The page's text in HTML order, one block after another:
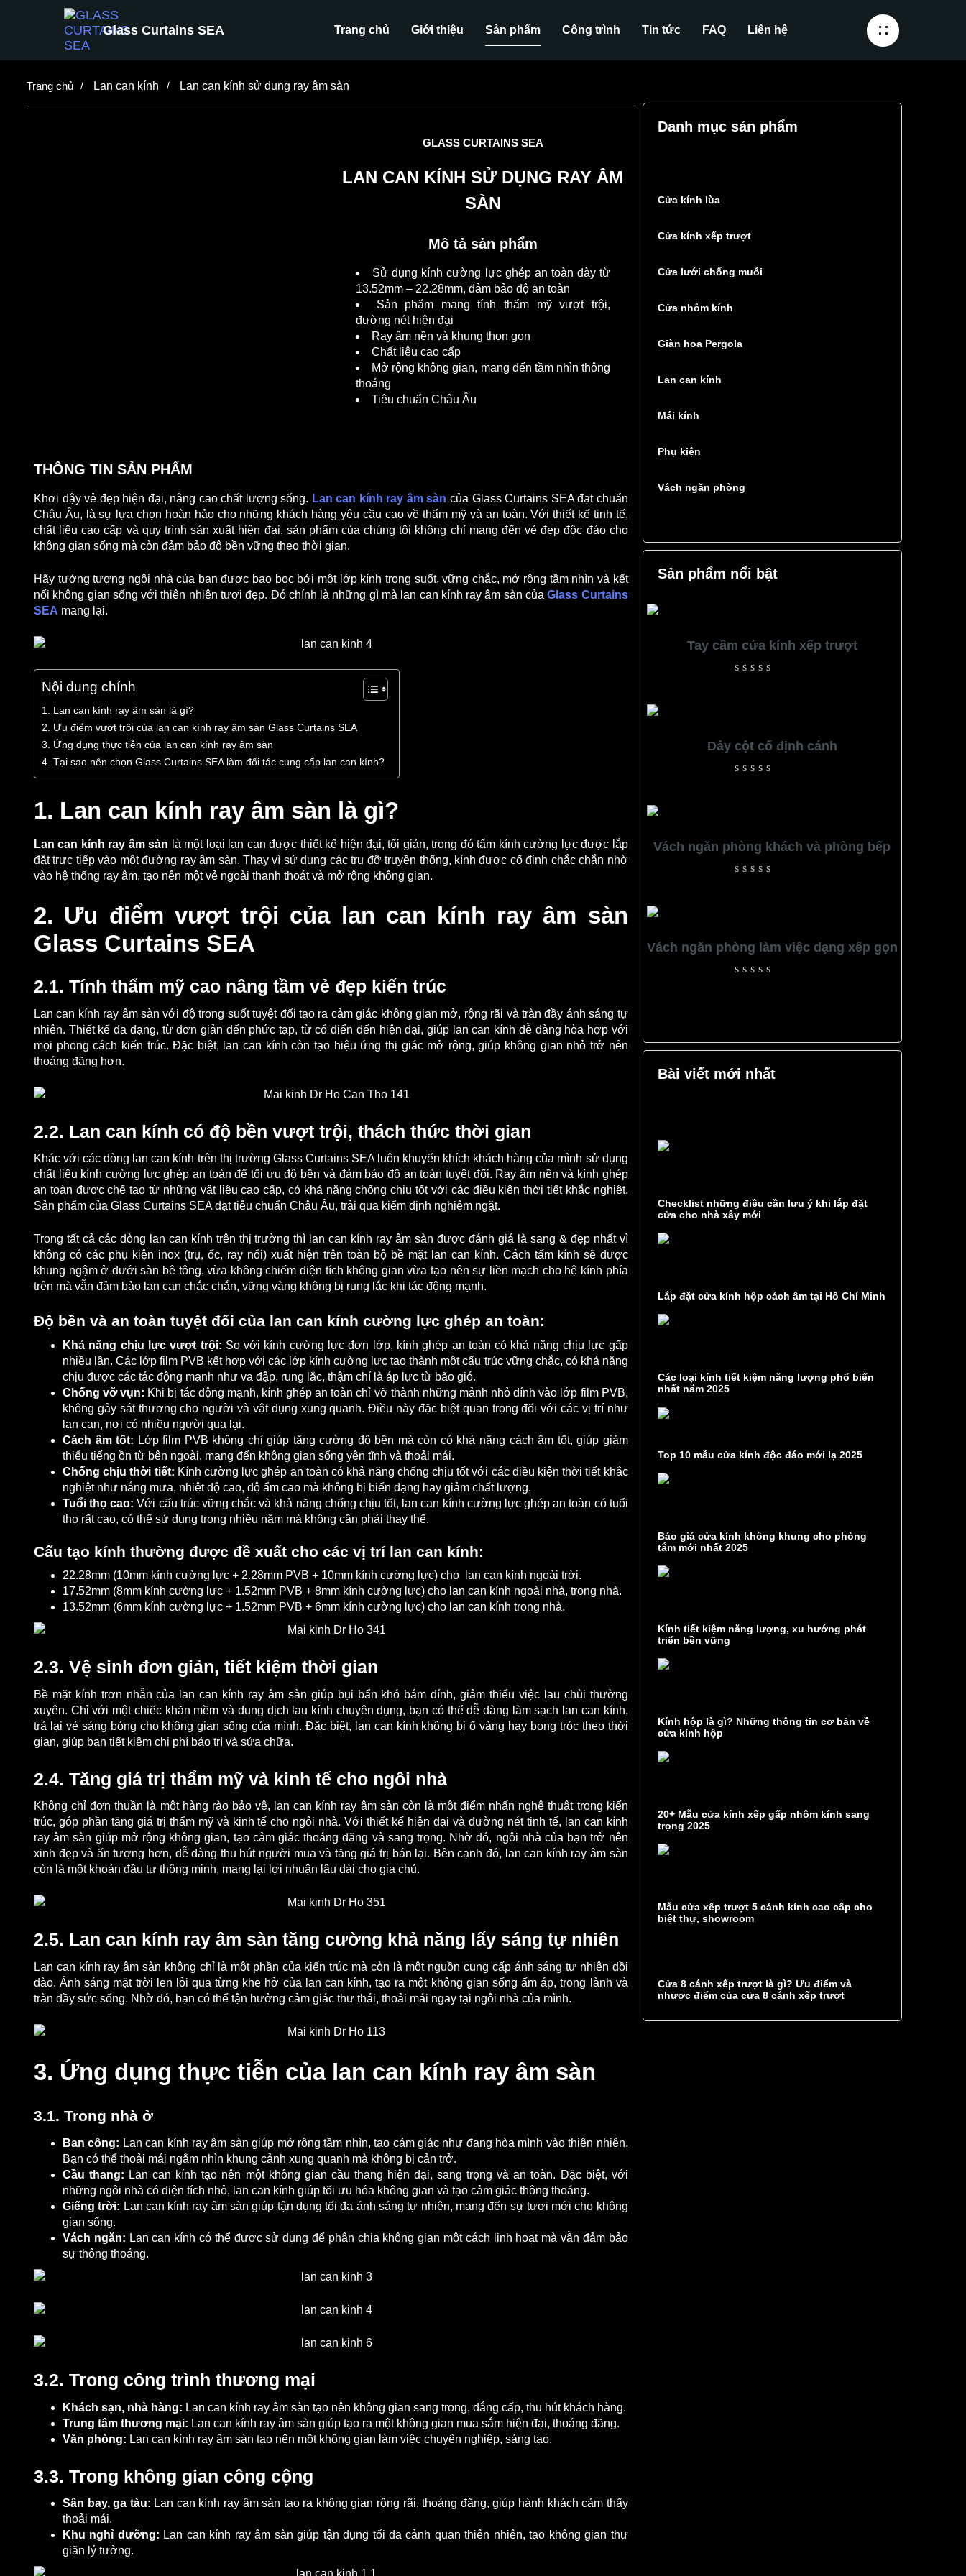
Glass Curtains SEA Trang chủ Giới thiệu Sản phẩm Công trình Tin tức FAQ Liên hệ
Lan can kính Lan can kính sử dụng ray âm sàn
GLASS CURTAINS SEA
LAN CAN KÍNH SỬ DỤNG RAY ÂM
SÀN
Mô tả sản phẩm
Sử dụng kính cường lực ghép an toàn dày từ
13.52mm – 22.28mm, đảm bảo độ an toàn
Sản phẩm mang tính thẩm mỹ vượt trội,
đường nét hiện đại
Ray âm nền và khung thon gọn
Chất liệu cao cấp
Mở rộng không gian, mang đến tầm nhìn thông
thoáng
Tiêu chuẩn Châu Âu
THÔNG TIN SẢN PHẨM
Khơi dậy vẻ đẹp hiện đại, nâng cao chất lượng sống. Lan can kính ray âm sàn của Glass Curtains SEA đạt chuẩn
Châu Âu, là sự lựa chọn hoàn hảo cho những khách hàng yêu cầu cao về thẩm mỹ và an toàn. Với thiết kế tinh tế,
chất liệu cao cấp và quy trình sản xuất hiện đại, sản phẩm của chúng tôi không chỉ mang đến vẻ đẹp độc đáo cho
không gian sống mà còn đảm bảo độ bền vững theo thời gian.
Hãy tưởng tượng ngôi nhà của bạn được bao bọc bởi một lớp kính trong suốt, vững chắc, mở rộng tầm nhìn và kết
nối không gian sống với thiên nhiên tươi đẹp. Đó chính là những gì mà lan can kính ray âm sàn củaGlass Curtains
SEA mang lại.
Nội dung chính
1. Lan can kính ray âm sàn là gì?
2. Ưu điểm vượt trội của lan can kính ray âm sàn Glass Curtains SEA
3. Ứng dụng thực tiễn của lan can kính ray âm sàn
4. Tại sao nên chọn Glass Curtains SEA làm đối tác cung cấp lan can kính?
1. Lan can kính ray âm sàn là gì?
Lan can kính ray âm sàn là một loại lan can được thiết kế hiện đại, tối giản, trong đó tấm kính cường lực được lắp
đặt trực tiếp vào một đường ray âm sàn. Thay vì sử dụng các trụ đỡ truyền thống, kính được cố định chắc chắn nhờ
vào hệ thống ray âm, tạo nên một vẻ ngoài thanh thoát và mở rộng không gian.
2. Ưu điểm vượt trội của lan can kính ray âm sàn
Glass Curtains SEA
2.1. Tính thẩm mỹ cao nâng tầm vẻ đẹp kiến trúc
Lan can kính ray âm sàn với độ trong suốt tuyệt đối tạo ra cảm giác không gian mở, rộng rãi và tràn đầy ánh sáng tự
nhiên. Thiết kế đa dạng, từ đơn giản đến phức tạp, từ cổ điển đến hiện đại, giúp lan can kính dễ dàng hòa hợp với
mọi phong cách kiến trúc. Đặc biệt, lan can kính còn tạo hiệu ứng thị giác mở rộng, giúp không gian nhỏ trở nên
thoáng đãng hơn.
2.2. Lan can kính có độ bền vượt trội, thách thức thời gian
Khác với các dòng lan can kính trên thị trường Glass Curtains SEA luôn khuyến khích khách hàng của mình sử dụng
chất liệu kính cường lực ghép an toàn để tối ưu độ bền và đảm bảo độ an toàn tuyệt đối. Ray âm nền và kính ghép
an toàn được chế tạo từ những vật liệu cao cấp, có khả năng chống chịu tốt với các điều kiện thời tiết khắc nghiệt.
Sản phẩm của Glass Curtains SEA đạt tiêu chuẩn Châu Âu, trải qua kiểm định nghiêm ngặt.
Trong tất cả các dòng lan can kính trên thị trường thì lan can kính ray âm sàn được đánh giá là sang & đẹp nhất vì
không có các phụ kiện inox (trụ, ốc, ray nổi) xuất hiện trên toàn bộ bề mặt lan can kính. Cách tấm kính sẽ được
khung ngậm ở dưới sàn bê tông, vừa không chiếm diện tích không gian vừa tạo nên sự liền mạch cho hệ kính phía
trên mà vẫn đảm bảo lan can chắc chắn, vững vàng không bị rung lắc khi tác động mạnh.
Độ bền và an toàn tuyệt đối của lan can kính cường lực ghép an toàn:
Khả năng chịu lực vượt trội: So với kính cường lực đơn lớp, kính ghép an toàn có khả năng chịu lực gấp
nhiều lần. Các lớp film PVB kết hợp với các lớp kính cường lực tạo thành một cấu trúc vững chắc, có khả năng
chịu được các tác động mạnh như va đập, rung lắc, thậm chí là áp lực từ bão gió.
Chống vỡ vụn: Khi bị tác động mạnh, kính ghép an toàn chỉ vỡ thành những mảnh nhỏ dính vào lớp film PVB,
không gây sát thương cho người và vật dụng xung quanh. Điều này đặc biệt quan trọng đối với các vị trí như
lan can, nơi có nhiều người qua lại.
Cách âm tốt: Lớp film PVB không chỉ giúp tăng cường độ bền mà còn có khả năng cách âm tốt, giúp giảm
thiểu tiếng ồn từ bên ngoài, mang đến không gian sống yên tĩnh và thoải mái.
Chống chịu thời tiết: Kính cường lực ghép an toàn có khả năng chống chịu tốt với các điều kiện thời tiết khắc
nghiệt như nắng mưa, nhiệt độ cao, độ ẩm cao mà không bị biến dạng hay giảm chất lượng.
Tuổi thọ cao: Với cấu trúc vững chắc và khả năng chống chịu tốt, lan can kính cường lực ghép an toàn có tuổi
thọ rất cao, có thể sử dụng trong nhiều năm mà không cần phải thay thế.
Cấu tạo kính thường được đề xuất cho các vị trí lan can kính:
22.28mm (10mm kính cường lực + 2.28mm PVB + 10mm kính cường lực) cho lan can kính ngoài trời.
17.52mm (8mm kính cường lực + 1.52mm PVB + 8mm kính cường lực) cho lan can kính ngoài nhà, trong nhà.
13.52mm (6mm kính cường lực + 1.52mm PVB + 6mm kính cường lực) cho lan can kính trong nhà.
2.3. Vệ sinh đơn giản, tiết kiệm thời gian
Bề mặt kính trơn nhẵn của lan can kính ray âm sàn giúp bụi bẩn khó bám dính, giảm thiểu việc lau chùi thường
xuyên. Chỉ với một chiếc khăn mềm và dung dịch lau kính chuyên dụng, bạn có thể dễ dàng làm sạch lan can kính,
trả lại vẻ sáng bóng cho không gian sống của mình. Đặc biệt, lan can kính không bị ố vàng hay bong tróc theo thời
gian, giúp bạn tiết kiệm chi phí bảo trì và sửa chữa.
2.4. Tăng giá trị thẩm mỹ và kinh tế cho ngôi nhà
Không chỉ đơn thuần là một hàng rào bảo vệ, lan can kính ray âm sàn còn là một điểm nhấn nghệ thuật trong kiến
trúc, góp phần tăng giá trị thẩm mỹ và kinh tế cho ngôi nhà. Với thiết kế hiện đại và đường nét tinh tế, lan can kính
ray âm sàn giúp mở rộng không gian, tạo cảm giác thoáng đãng và sang trọng. Nhờ đó, ngôi nhà của bạn trở nên
xinh đẹp và ấn tượng hơn, dễ dàng thu hút người mua và tăng giá trị bán lại. Bên cạnh đó, lan can kính ray âm sàn
còn là một khoản đầu tư thông minh, mang lại lợi nhuận lâu dài cho gia chủ.
2.5. Lan can kính ray âm sàn tăng cường khả năng lấy sáng tự nhiên
Lan can kính ray âm sàn không chỉ là một phần của kiến trúc mà còn là một nguồn cung cấp ánh sáng tự nhiên dồi
dào. Ánh sáng mặt trời len lỏi qua từng khe hở của lan can kính, tạo ra một không gian sống ấm áp, trong lành và
tràn đầy sức sống. Nhờ đó, bạn có thể tận hưởng cảm giác thư thái, thoải mái ngay tại ngôi nhà của mình.
3. Ứng dụng thực tiễn của lan can kính ray âm sàn
3.1. Trong nhà ở
Ban công: Lan can kính ray âm sàn giúp mở rộng tầm nhìn, tạo cảm giác như đang hòa mình vào thiên nhiên.
Bạn có thể thoải mái ngắm nhìn khung cảnh xung quanh mà không bị cản trở.
Cầu thang: Lan can kính tạo nên một không gian cầu thang hiện đại, sang trọng và an toàn. Đặc biệt, với
những ngôi nhà có diện tích nhỏ, lan can kính giúp tối ưu hóa không gian và tạo cảm giác thông thoáng.
Giếng trời: Lan can kính ray âm sàn giúp tận dụng tối đa ánh sáng tự nhiên, mang đến sự tươi mới cho không
gian sống.
Vách ngăn: Lan can kính có thể được sử dụng để phân chia không gian một cách linh hoạt mà vẫn đảm bảo
sự thông thoáng.
3.2. Trong công trình thương mại
Khách sạn, nhà hàng: Lan can kính ray âm sàn tạo nên không gian sang trọng, đẳng cấp, thu hút khách hàng.
Trung tâm thương mại: Lan can kính ray âm sàn giúp tạo ra một không gian mua sắm hiện đại, thoáng đãng.
Văn phòng: Lan can kính ray âm sàn tạo nên một không gian làm việc chuyên nghiệp, sáng tạo.
3.3. Trong không gian công cộng
Sân bay, ga tàu: Lan can kính ray âm sàn tạo ra không gian rộng rãi, thoáng đãng, giúp hành khách cảm thấy
thoải mái.
Khu nghỉ dưỡng: Lan can kính ray âm sàn giúp tận dụng tối đa cảnh quan thiên nhiên, tạo không gian thư
giãn lý tưởng.
Danh mục sản phẩm
Cửa kính lùa
Cửa kính xếp trượt
Cửa lưới chống muỗi
Cửa nhôm kính
Giàn hoa Pergola
Lan can kính
Mái kính
Phụ kiện
Vách ngăn phòng
Sản phẩm nổi bật
Tay cầm cửa kính xếp trượt
Dây cột cố định cánh
Vách ngăn phòng khách và phòng bếp
Vách ngăn phòng làm việc dạng xếp gọn
Bài viết mới nhất
Checklist những điều cần lưu ý khi lắp đặt
cửa cho nhà xây mới
Lắp đặt cửa kính hộp cách âm tại Hồ Chí Minh
Các loại kính tiết kiệm năng lượng phổ biến
nhất năm 2025
Top 10 mẫu cửa kính độc đáo mới lạ 2025
Báo giá cửa kính không khung cho phòng
tắm mới nhất 2025
Kính tiết kiệm năng lượng, xu hướng phát
triển bền vững
Kính hộp là gì? Những thông tin cơ bản về
cửa kính hộp
20+ Mẫu cửa kính xếp gấp nhôm kính sang
trọng 2025
Mẫu cửa xếp trượt 5 cánh kính cao cấp cho
biệt thự, showroom
Cửa 8 cánh xếp trượt là gì? Ưu điểm và
nhược điểm của cửa 8 cánh xếp trượt